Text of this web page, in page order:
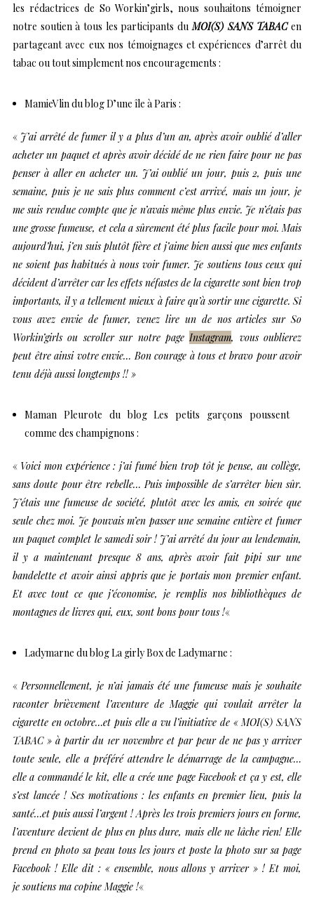
les rédactrices de So Workin’girls, nous souhaitons témoigner
notre soutien à tous les participants duMOI(S) SANS TABACen
partageant avec eux nos témoignages et expériences d’arrêt du
tabac ou tout simplement nos encouragements :
MamieVlindu blogD’une île à Paris :
« J’ai arrêté de fumer il y a plus d’un an, après avoir oublié d’aller
acheter un paquet et après avoir décidé de ne rien faire pour ne pas
penser à aller en acheter un. J’ai oublié un jour, puis 2, puis une
semaine, puis je ne sais plus comment c’est arrivé, mais un jour, je
me suis rendue compte que je n’avais même plus envie. Je n’étais pas
une grosse fumeuse, et cela a sûrement été plus facile pour moi. Mais
aujourd’hui, j’en suis plutôt fière et j’aime bien aussi que mes enfants
ne soient pas habitués à nous voir fumer. Je soutiens tous ceux qui
décident d’arrêter car les effets néfastes de la cigarette sont bien trop
importants, il y a tellement mieux à faire qu’à sortir une cigarette. Si
vous avez envie de fumer, venez lire un de nos articles sur So
Workin’girls ou scroller sur notre pageInstagram, vous oublierez
peut être ainsi votre envie… Bon courage à tous et bravo pour avoir
tenu déjà aussi longtemps !! »
Maman Pleurote du blogLes petits garçons poussent
comme des champignons :
« Voici mon expérience : j’ai fumé bien trop tôt je pense, au collège,
sans doute pour être rebelle… Puis impossible de s’arrêter bien sûr.
J’étais une fumeuse de société, plutôt avec les amis, en soirée que
seule chez moi. Je pouvais m’en passer une semaine entière et fumer
un paquet complet le samedi soir ! J’ai arrêté du jour au lendemain,
il y a maintenant presque 8 ans, après avoir fait pipi sur une
bandelette et avoir ainsi appris que je portais mon premier enfant.
Et avec tout ce que j’économise, je remplis nos bibliothèques de
montagnes de livres qui, eux, sont bons pour tous !«
Ladymarne du blogLa girly Box de Ladymarne :
«Personnellement, je n’ai jamais été une fumeuse mais je souhaite
raconter brièvement l’aventure de Maggie qui voulait arrêter la
cigarette en octobre…et puis elle a vu l’initiative de « MOI(S) SANS
TABAC » à partir du 1er novembre et par peur de ne pas y arriver
toute seule, elle a préféré attendre le démarrage de la campagne…
elle a commandé le kit, elle a crée une page Facebook et ça y est, elle
s’est lancée ! Ses motivations : les enfants en premier lieu, puis la
santé…et puis aussi l’argent ! Après les trois premiers jours en forme,
l’aventure devient de plus en plus dure, mais elle ne lâche rien! Elle
prend en photo sa peau tous les jours et poste la photo sur sa page
Facebook ! Elle dit : « ensemble, nous allons y arriver » ! Et moi,
je soutiens ma copine Maggie !«